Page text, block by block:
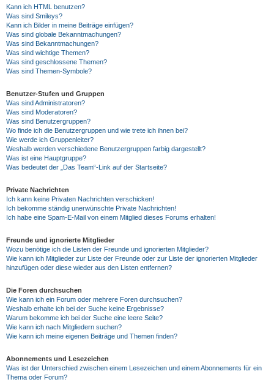
Kann ich HTML benutzen?
Was sind Smileys?
Kann ich Bilder in meine Beiträge einfügen?
Was sind globale Bekanntmachungen?
Was sind Bekanntmachungen?
Was sind wichtige Themen?
Was sind geschlossene Themen?
Was sind Themen-Symbole?
Benutzer-Stufen und Gruppen
Was sind Administratoren?
Was sind Moderatoren?
Was sind Benutzergruppen?
Wo finde ich die Benutzergruppen und wie trete ich ihnen bei?
Wie werde ich Gruppenleiter?
Weshalb werden verschiedene Benutzergruppen farbig dargestellt?
Was ist eine Hauptgruppe?
Was bedeutet der „Das Team“-Link auf der Startseite?
Private Nachrichten
Ich kann keine Privaten Nachrichten verschicken!
Ich bekomme ständig unerwünschte Private Nachrichten!
Ich habe eine Spam-E-Mail von einem Mitglied dieses Forums erhalten!
Freunde und ignorierte Mitglieder
Wozu benötige ich die Listen der Freunde und ignorierten Mitglieder?
Wie kann ich Mitglieder zur Liste der Freunde oder zur Liste der ignorierten Mitglieder
hinzufügen oder diese wieder aus den Listen entfernen?
Die Foren durchsuchen
Wie kann ich ein Forum oder mehrere Foren durchsuchen?
Weshalb erhalte ich bei der Suche keine Ergebnisse?
Warum bekomme ich bei der Suche eine leere Seite?
Wie kann ich nach Mitgliedern suchen?
Wie kann ich meine eigenen Beiträge und Themen finden?
Abonnements und Lesezeichen
Was ist der Unterschied zwischen einem Lesezeichen und einem Abonnements für ein
Thema oder Forum?